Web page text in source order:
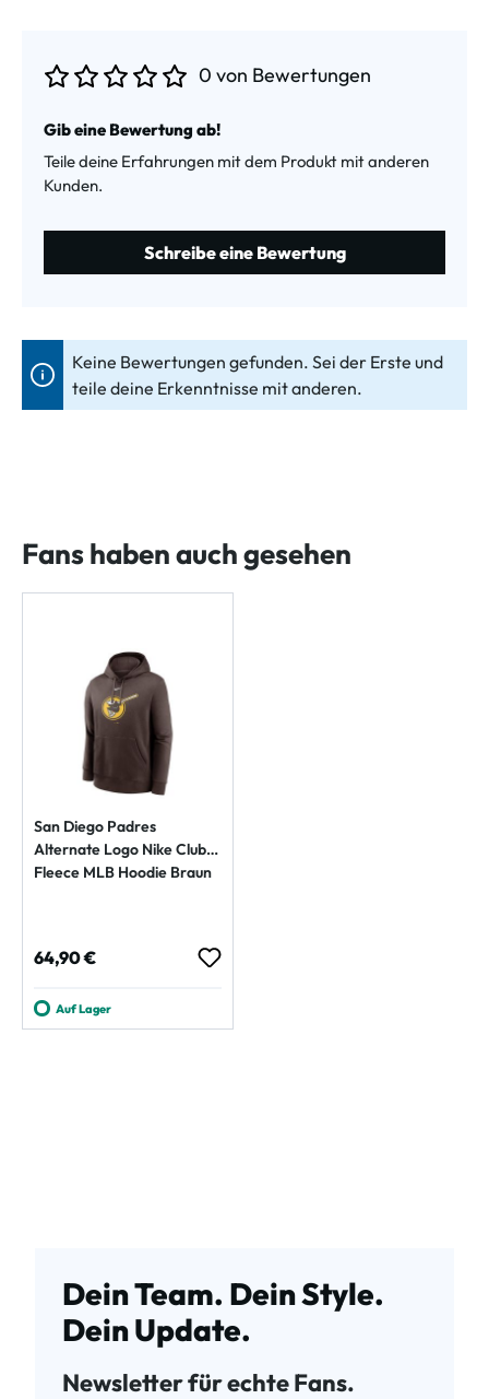
0 von Bewertungen
Gib eine Bewertung ab!
Teile deine Erfahrungen mit dem Produkt mit anderen
Kunden.
Schreibe eine Bewertung
Keine Bewertungen gefunden. Sei der Erste und
teile deine Erkenntnisse mit anderen.
Fans haben auch gesehen
San Diego Padres
Alternate Logo Nike Club
Fleece MLB Hoodie Braun
Regulärer Preis:
64,90 €
Auf Lager
Dein Team. Dein Style.
Dein Update.
Newsletter für echte Fans.